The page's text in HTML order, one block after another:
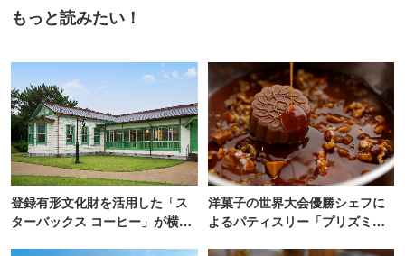
もっと読みたい！
登録有形文化財を活用した「ス
ターバックス コーヒー」が横
洋菓子の世界大会優勝シェフに
よるパティスリー「プリズミッ